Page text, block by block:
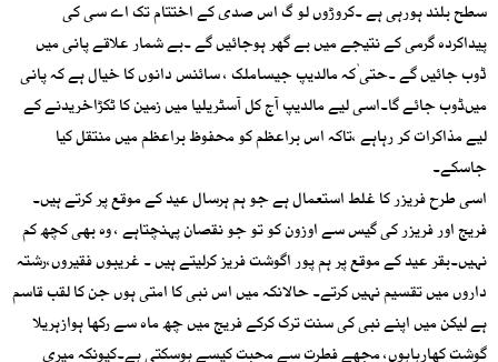
سطح بلند ہورہی ہے ۔کروڑوں لو گ اس صدی کے اختتام تک اے سی کی
پیداکردہ گرمی کے نتیجے میں بے گھر ہوجائیں گے ۔بے شمار علاقے پانی میں
ڈوب جائیں گے ۔حتی ٰکہ مالدیپ جیساملک ، سائنس دانوں کا خیال ہے کہ پانی
میںڈوب جائے گا۔اسی لیے مالدیپ آج کل آسٹریلیا میں زمین کا ٹکڑاخریدنے کے
لیے مذاکرات کر رہاہے ،تاکہ اس براعظم کو محفوظ براعظم میں منتقل کیا
جاسکے۔
اسی طرح فریزر کا غلط استعمال ہے جو ہم ہرسال عید کے موقع پر کرتے ہیں۔
فریج اور فریزر کی گیس سے اوزون کو تو جو نقصان پہنچتاہے ، وہ بھی کچھ کم
نہیں۔بقر عید کے موقع پر ہم پور اگوشت فریز کرلیتے ہیں ۔ غریبوں فقیروں،رشتہ
داروں میں تقسیم نہیں کرتے۔ حالانکہ میں اس نبی کا امتی ہوں جن کا لقب قاسم
ہے لیکن میں اپنے نبی کی سنت ترک کرکے فریج میں چھ ماہ سے رکھا ہوازہریلا